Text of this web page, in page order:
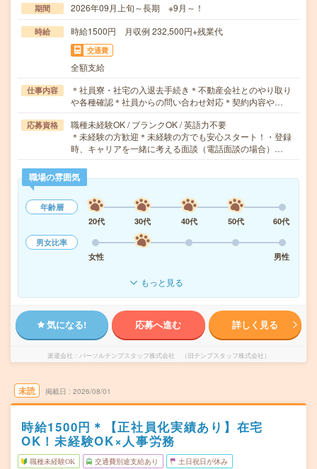
期間 2026年09月上旬～長期 ※9月～！
時給 時給1500円 月収例 232,500円+残業代
交通費
全額支給
仕事内容
＊社員寮・社宅の入退去手続き＊不動産会社とのやり取り
や各種確認＊社員からの問い合わせ対応＊契約内容や…
応募資格
職種未経験OK / ブランクOK / 英語力不要
＊未経験の方歓迎＊未経験の方でも安心スタート！・登録
時、キャリアを一緒に考える面談（電話面談の場合）…
職場の雰囲気
年齢層
20代
30代 40代 50代
60代
男女比率
女性
男性
もっと見る
気になる! 応募へ進む 詳しく見る
派遣会社 パーソルテンプスタッフ株式会社 （旧テンプスタッフ株式会社）
未読 掲載日 2026/08/01
時給1500円＊【正社員化実績あり】在宅
OK！未経験OK×人事労務
職種未経験OK 交通費別途支給あり 土日祝日が休み